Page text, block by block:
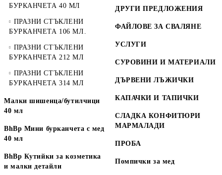
БУРКАНЧЕТА 40 МЛ
ПРАЗНИ СТЪКЛЕНИ
БУРКАНЧЕТА 106 МЛ.
ПРАЗНИ СТЪКЛЕНИ
БУРКАНЧЕТА 212 МЛ
ПРАЗНИ СТЪКЛЕНИ
БУРКАНЧЕТА 314 МЛ
Малки шишенца/бутилчици
40 мл
BhBp Мини бурканчета с мед
40 мл
BhBp Кутийки за козметика
и малки детайли
ДРУГИ ПРЕДЛОЖЕНИЯ
ФАЙЛОВЕ ЗА СВАЛЯНЕ
УСЛУГИ
СУРОВИНИ И МАТЕРИАЛИ
ДЪРВЕНИ ЛЪЖИЧКИ
КАПАЧКИ И ТАПИЧКИ
СЛАДКА КОНФИТЮРИ
МАРМАЛАДИ
ПРОБА
Помпички за мед